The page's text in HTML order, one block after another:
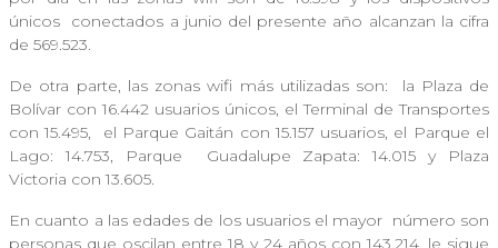
únicos
conectados a junio del presente año alcanzan la cifra
de 569.523.
De otra parte, las zonas wifi más utilizadas son:
la Plaza de
Bolívar con 16.442 usuarios únicos, el Terminal de Transportes
con 15.495,
el Parque Gaitán con 15.157 usuarios, el Parque el
Lago: 14.753, Parque
Guadalupe Zapata: 14.015 y Plaza
Victoria con 13.605.
En cuanto a las edades de los usuarios el mayor número son
personas que oscilan entre 18 y 24 años con 143.214, le sigue